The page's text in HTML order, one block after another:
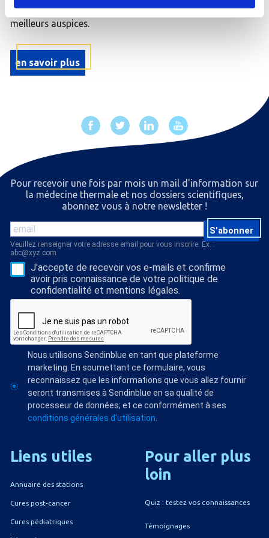
arrivée sereine et commencer votre séjour sous les
meilleurs auspices.
en savoir plus
Pour recevoir une fois par mois un mail d'information sur
la médecine thermale et nos dossiers scientiﬁques,
abonnez vous à notre newsletter !
S'abonner
Veuillez renseigner votre adresse email pour vous inscrire. Ex. :
abc@xyz.com
J'accepte de recevoir vos e-mails et confirme
avoir pris connaissance de votre politique de
confidentialité et mentions légales.
Nous utilisons Sendinblue en tant que plateforme
marketing. En soumettant ce formulaire, vous
reconnaissez que les informations que vous allez fournir
seront transmises à Sendinblue en sa qualité de
processeur de données; et ce conformément à ses
conditions générales d'utilisation
Liens utiles
Annuaire des stations
Cures post-cancer
Cures pédiatriques
Pour aller plus
loin
Quiz : testez vos connaissances
Témoignages